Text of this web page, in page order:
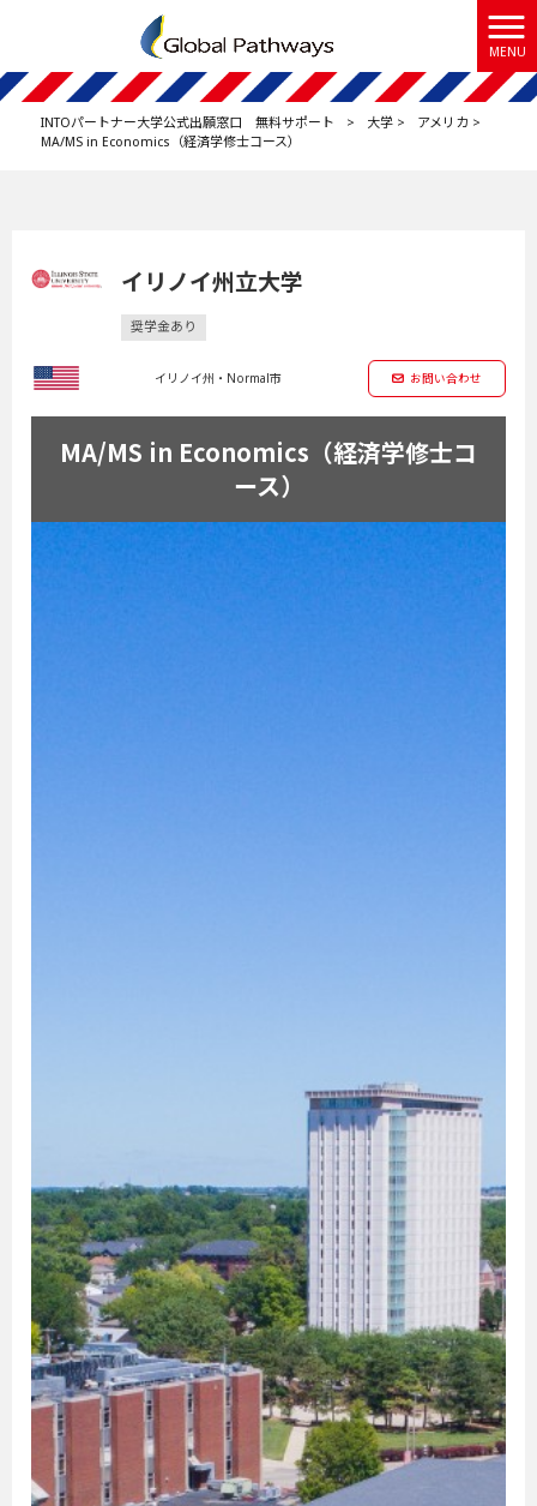
MENU
INTOパートナー大学公式出願窓口 無料サポート > 大学 > アメリカ >
MA/MS in Economics（経済学修士コース）
イリノイ州立大学
奨学金あり
イリノイ州・Normal市 お問い合わせ
MA/MS in Economics（経済学修士コ
ース）